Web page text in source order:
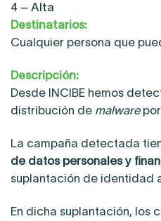
4 – Alta
Destinatarios:
Cualquier persona que
Descripción:
Desde INCIBE hemos
distribución de malwarepor
La campaña detectada
de datos personales y
suplantación de identidad
En dicha suplantación, los